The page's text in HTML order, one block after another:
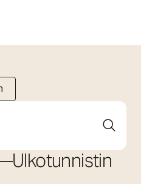
Ulkotunnistin